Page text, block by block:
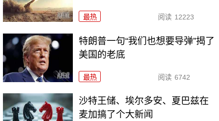
最热 阅读 12223
特朗普一句“我们也想要导弹”揭了
美国的老底
最热 阅读 6742
沙特王储、埃尔多安、夏巴兹在
麦加搞了个大新闻